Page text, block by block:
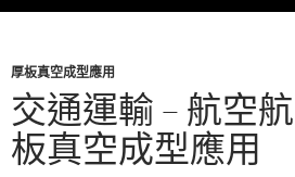
要
內
容
厚板真空成型應用
交通運輸 – 航空
板真空成型應用